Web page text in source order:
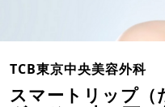
TCB東京中央美容外科
スマートリップ（